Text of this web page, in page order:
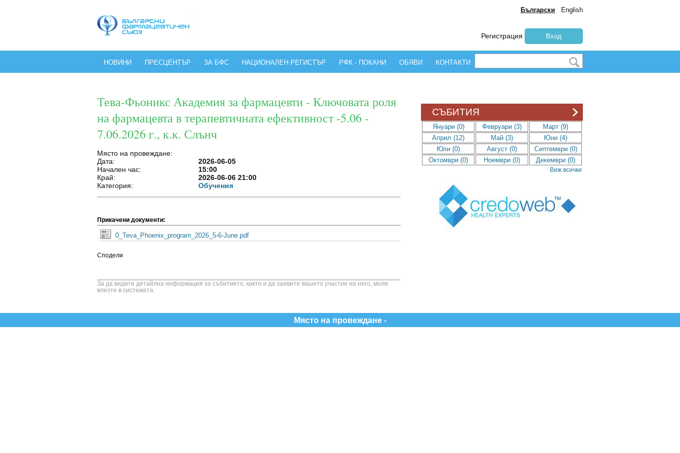
Български English
Регистрация Вход
НОВИНИ ПРЕСЦЕНТЪР ЗА БФС НАЦИОНАЛЕН РЕГИСТЪР РФК - ПОКАНИ ОБЯВИ КОНТАКТИ
Тева-Фьоникс Академия за фармацевти - Ключовата роля
на фармацевта в терапевтичната ефективност -5.06 -
7.06.2026 г., к.к. Слънч
Място на провеждане:
Дата:
2026-06-05
Начален час:
15:00
Край:
2026-06-06 21:00
Категория:
Обучения
Прикачени документи:
0_Teva_Phoenix_program_2026_5-6-June.pdf
Сподели
За да видите детайлна информация за събитието, както и да заявите вашето участие на него, моля
влезте в системата.
СЪБИТИЯ
Януари (0) Февруари (3)
Март (9)
Април (12)
Май (3)
Юни (4)
Юли (0)
Август (0)
Септември (0)
Октомври (0)
Ноември (0) Декември (0)
Виж всички
Място на провеждане -